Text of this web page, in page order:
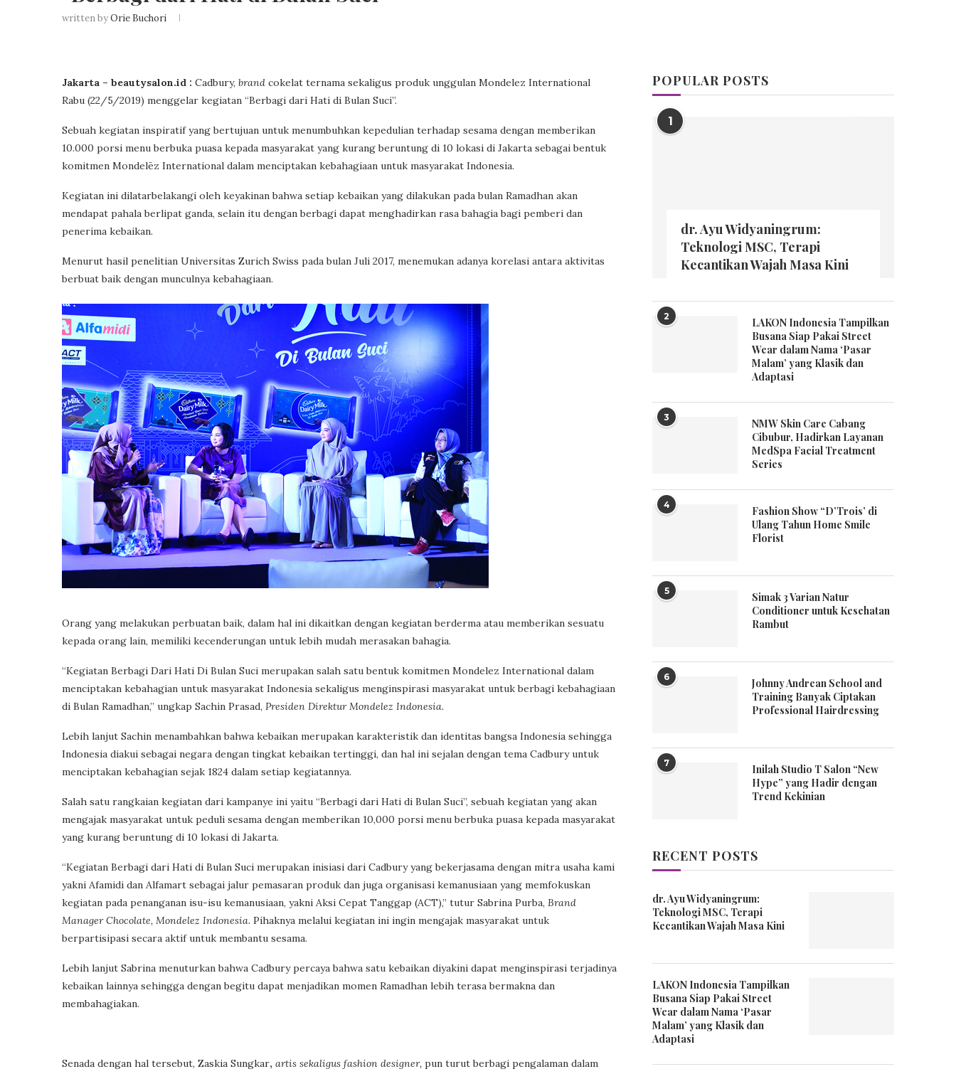
written byOrie Buchori
Jakarta – beautysalon.id : Cadbury, brand cokelat ternama sekaligus produk unggulan Mondelez International
Rabu (22/5/2019) menggelar kegiatan “Berbagi dari Hati di Bulan Suci”.
Sebuah kegiatan inspiratif yang bertujuan untuk menumbuhkan kepedulian terhadap sesama dengan memberikan
10.000 porsi menu berbuka puasa kepada masyarakat yang kurang beruntung di 10 lokasi di Jakarta sebagai bentuk
komitmen Mondelēz International dalam menciptakan kebahagiaan untuk masyarakat Indonesia.
Kegiatan ini dilatarbelakangi oleh keyakinan bahwa setiap kebaikan yang dilakukan pada bulan Ramadhan akan
mendapat pahala berlipat ganda, selain itu dengan berbagi dapat menghadirkan rasa bahagia bagi pemberi dan
penerima kebaikan.
Menurut hasil penelitian Universitas Zurich Swiss pada bulan Juli 2017, menemukan adanya korelasi antara aktivitas
berbuat baik dengan munculnya kebahagiaan.
Orang yang melakukan perbuatan baik, dalam hal ini dikaitkan dengan kegiatan berderma atau memberikan sesuatu
kepada orang lain, memiliki kecenderungan untuk lebih mudah merasakan bahagia.
“Kegiatan Berbagi Dari Hati Di Bulan Suci merupakan salah satu bentuk komitmen Mondelez International dalam
menciptakan kebahagian untuk masyarakat Indonesia sekaligus menginspirasi masyarakat untuk berbagi kebahagiaan
di Bulan Ramadhan,” ungkap Sachin Prasad, Presiden Direktur Mondelez Indonesia.
Lebih lanjut Sachin menambahkan bahwa kebaikan merupakan karakteristik dan identitas bangsa Indonesia sehingga
Indonesia diakui sebagai negara dengan tingkat kebaikan tertinggi, dan hal ini sejalan dengan tema Cadbury untuk
menciptakan kebahagian sejak 1824 dalam setiap kegiatannya.
Salah satu rangkaian kegiatan dari kampanye ini yaitu “Berbagi dari Hati di Bulan Suci”, sebuah kegiatan yang akan
mengajak masyarakat untuk peduli sesama dengan memberikan 10,000 porsi menu berbuka puasa kepada masyarakat
yang kurang beruntung di 10 lokasi di Jakarta.
“Kegiatan Berbagi dari Hati di Bulan Suci merupakan inisiasi dari Cadbury yang bekerjasama dengan mitra usaha kami
yakni Afamidi dan Alfamart sebagai jalur pemasaran produk dan juga organisasi kemanusiaan yang memfokuskan
kegiatan pada penanganan isu-isu kemanusiaan, yakni Aksi Cepat Tanggap (ACT),” tutur Sabrina Purba, Brand
Manager Chocolate, Mondelez Indonesia. Pihaknya melalui kegiatan ini ingin mengajak masyarakat untuk
berpartisipasi secara aktif untuk membantu sesama.
Lebih lanjut Sabrina menuturkan bahwa Cadbury percaya bahwa satu kebaikan diyakini dapat menginspirasi terjadinya
kebaikan lainnya sehingga dengan begitu dapat menjadikan momen Ramadhan lebih terasa bermakna dan
membahagiakan.
Senada dengan hal tersebut, Zaskia Sungkar, artis sekaligus fashion designer, pun turut berbagi pengalaman dalam
POPULAR POSTS
1
dr. Ayu Widyaningrum:
Teknologi MSC, Terapi
Kecantikan Wajah Masa Kini
2
LAKON Indonesia Tampilkan
Busana Siap Pakai Street
Wear dalam Nama ‘Pasar
Malam’ yang Klasik dan
Adaptasi
3
NMW Skin Care Cabang
Cibubur, Hadirkan Layanan
MedSpa Facial Treatment
Series
4
Fashion Show “D’Trois’ di
Ulang Tahun Home Smile
Florist
5
Simak 3 Varian Natur
Conditioner untuk Kesehatan
Rambut
6
Johnny Andrean School and
Training Banyak Ciptakan
Professional Hairdressing
7
Inilah Studio T Salon “New
Hype” yang Hadir dengan
Trend Kekinian
RECENT POSTS
dr. Ayu Widyaningrum:
Teknologi MSC, Terapi
Kecantikan Wajah Masa Kini
LAKON Indonesia Tampilkan
Busana Siap Pakai Street
Wear dalam Nama ‘Pasar
Malam’ yang Klasik dan
Adaptasi